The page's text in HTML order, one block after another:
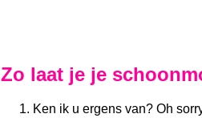
Zo laat je je
Ken ik u ergens van? Oh